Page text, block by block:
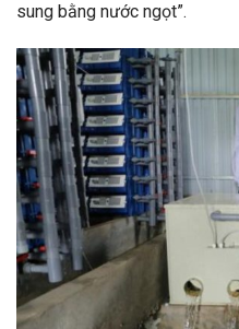
sung bằng nước ngọt”.